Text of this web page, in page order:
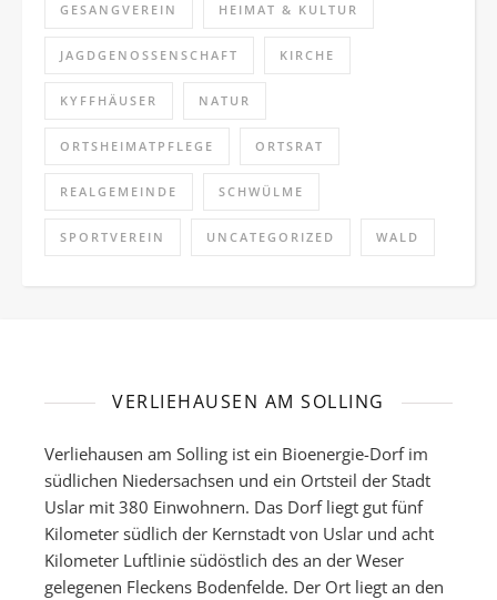
GESANGVEREIN HEIMAT & KULTUR
JAGDGENOSSENSCHAFT KIRCHE
KYFFHÄUSER NATUR
ORTSHEIMATPFLEGE ORTSRAT
REALGEMEINDE SCHWÜLME
SPORTVEREIN UNCATEGORIZED WALD
VERLIEHAUSEN AM SOLLING
Verliehausen am Solling ist ein Bioenergie-Dorf im
südlichen Niedersachsen und ein Ortsteil der Stadt
Uslar mit 380 Einwohnern. Das Dorf liegt gut fünf
Kilometer südlich der Kernstadt von Uslar und acht
Kilometer Luftlinie südöstlich des an der Weser
gelegenen Fleckens Bodenfelde. Der Ort liegt an den